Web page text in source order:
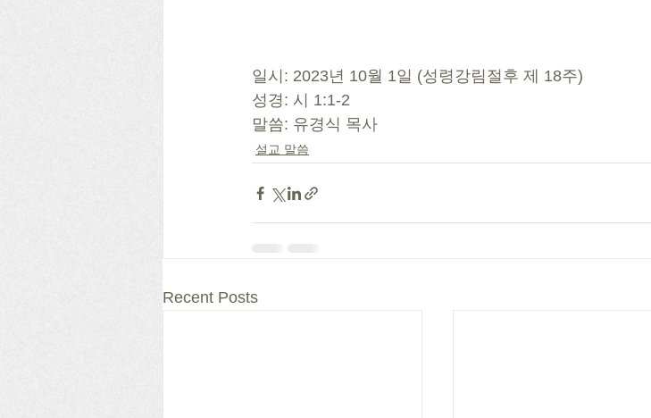
일시: 2023년 10월 1일 (성령강림절후 제 18주)
성경: 시 1:1-2
말씀: 유경식 목사
설교 말씀
Recent Posts